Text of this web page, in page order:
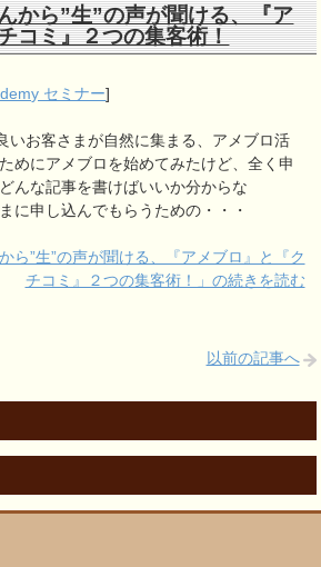
から”生”の声が聞ける、『ア
コミ』２つの集客術！
セミナー]
いお客さまが自然に集まる、アメブロ活
めにアメブロを始めてみたけど、全く申
んな記事を書けばいいか分からな
に申し込んでもらうための・・・
ら”生”の声が聞ける、『アメブロ』と『ク
チコミ』２つの集客術！」の続きを読む
以前の記事へ